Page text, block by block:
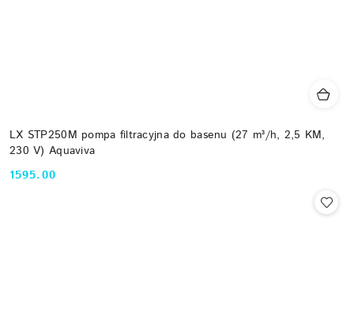
LX STP250M pompa filtracyjna do basenu (27 m³/h, 2,5 KM,
230 V) Aquaviva
Cena:
1595.00